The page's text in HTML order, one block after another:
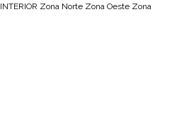
INTERIOR Zona Norte Zona Oeste Zona